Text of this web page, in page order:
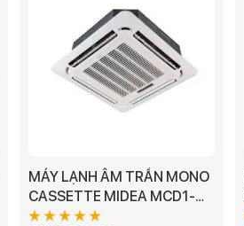
MÁY LẠNH ÂM TRẦN MONO
CASSETTE MIDEA MCD1-
18CRN8 - 2.0HP